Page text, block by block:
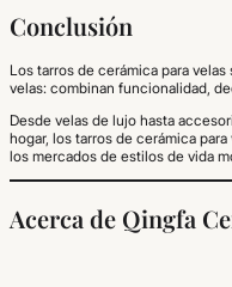
Conclusión
Los tarros de cerámica para
velas: combinan funcionalidad,
Desde velas de lujo hasta
hogar, los tarros de cerámica
los mercados de estilos de vida
Acerca de Qingfa